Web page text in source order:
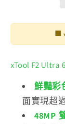
🟩
xTool F2 Ultra
鮮豔彩
面實現超
48MP